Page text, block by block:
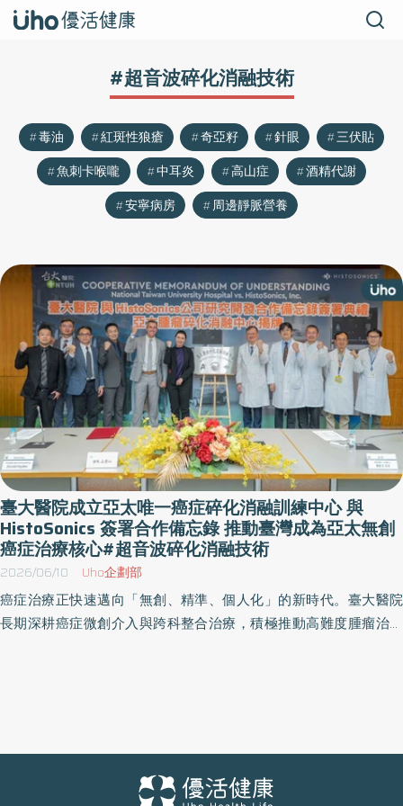
#超音波碎化消融技術
毒油 紅斑性狼瘡 奇亞籽 針眼
三伏貼
魚刺卡喉嚨
中耳炎 高山症
酒精代謝
安寧病房
周邊靜脈營養
臺大醫院成立亞太唯一癌症碎化消融訓練中心 與
HistoSonics 簽署合作備忘錄 推動臺灣成為亞太無創
癌症治療核心#超音波碎化消融技術
2026/06/10 Uho企劃部
癌症治療正快速邁向「無創、精準、個人化」的新時代。臺大醫院
長期深耕癌症微創介入與跨科整合治療，積極推動高難度腫瘤治療
區唯一具備多癌別碎化消融臨床試驗經驗與完整訓練體系的醫學中